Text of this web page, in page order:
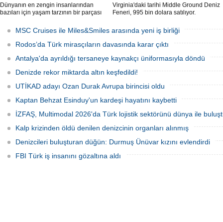
Dünyanın en zengin insanlarından
bazıları için yaşam tarzının bir parçası
zamanda kendi yat limanı, helikopter
pisti ve seçkin villaları da içeren koca bir
özel adadır.
Virginia'daki tarihi Middle Ground Deniz
Feneri, 995 bin dolara satılıyor.
üretebilen bir yaşam alanına
dönüştürüldü.
MSC Cruises ile Miles&Smiles arasında yeni iş birliği
Rodos’da Türk mirasçıların davasında karar çıktı
Antalya'da ayrıldığı tersaneye kaynakçı üniformasıyla döndü
Denizde rekor miktarda altın keşfedildi!
UTİKAD adayı Ozan Durak Avrupa birincisi oldu
Kaptan Behzat Esinduy'un kardeşi hayatını kaybetti
İZFAŞ, Multimodal 2026'da Türk lojistik sektörünü dünya ile
Kalp krizinden öldü denilen denizcinin organları alınmış
Denizcileri buluşturan düğün: Durmuş Ünüvar kızını evlendirdi
FBI Türk iş insanını gözaltına aldı